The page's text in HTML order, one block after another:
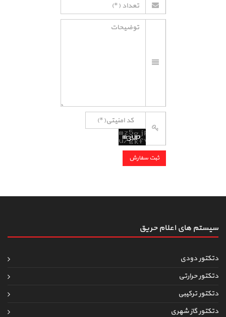
سیستم های اعلام حریق
دتکتور دودی
دتکتور حرارتی
دتکتور ترکیبی
دتکتور گاز شهری